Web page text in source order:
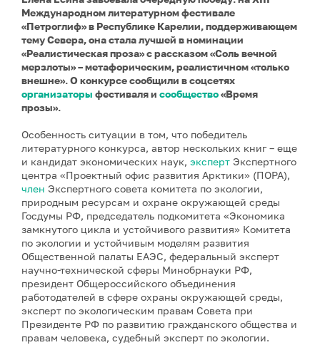
Международном литературном фестивале
«Петроглиф» в Республике Карелии, поддерживающем
тему Севера, она стала лучшей в номинации
«Реалистическая проза» с рассказом «Соль вечной
мерзлоты» – метафорическим, реалистичном «только
внешне». О конкурсе сообщили в соцсетях
организаторы фестиваля и сообщество«Время
прозы».
Особенность ситуации в том, что победитель
литературного конкурса, автор нескольких книг – еще
и кандидат экономических наук, эксперт Экспертного
центра «Проектный офис развития Арктики» (ПОРА),
член Экспертного совета комитета по экологии,
природным ресурсам и охране окружающей среды
Госдумы РФ, председатель подкомитета «Экономика
замкнутого цикла и устойчивого развития» Комитета
по экологии и устойчивым моделям развития
Общественной палаты ЕАЭС, федеральный эксперт
научно-технической сферы Минобрнауки РФ,
президент Общероссийского объединения
работодателей в сфере охраны окружающей среды,
эксперт по экологическим правам Совета при
Президенте РФ по развитию гражданского общества и
правам человека, судебный эксперт по экологии.